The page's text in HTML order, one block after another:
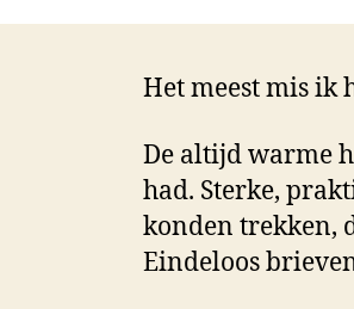
Het meest mis ik
De altijd warme
had. Sterke,
konden trekken,
Eindeloos